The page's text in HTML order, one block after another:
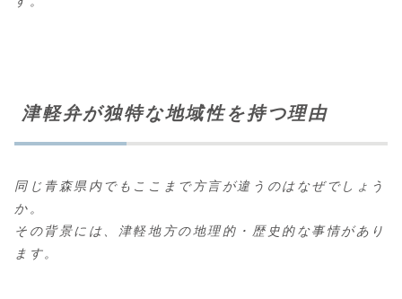
津軽弁が独特な地域性を持つ理由
同じ青森県内でもここまで方言が違うのはなぜでしょう
か。
その背景には、津軽地方の地理的・歴史的な事情があり
ます。